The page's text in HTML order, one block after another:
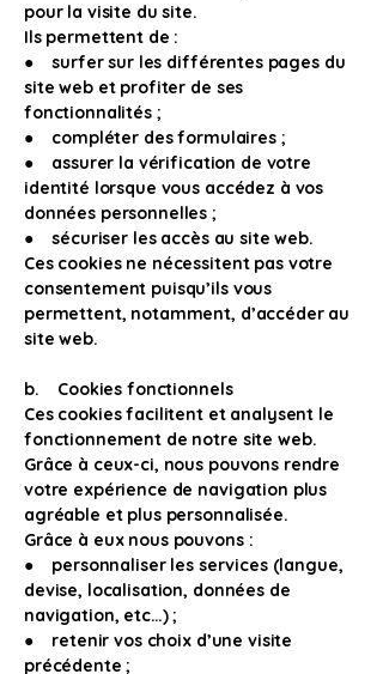
pour la visite du site.
Ils permettent de :
● surfer sur les différentes pages du
site web et profiter de ses
fonctionnalités ;
● compléter des formulaires ;
● assurer la vérification de votre
identité lorsque vous accédez à vos
données personnelles ;
● sécuriser les accès au site web.
Ces cookies ne nécessitent pas votre
consentement puisqu’ils vous
permettent, notamment, d’accéder au
site web.
b. Cookies fonctionnels
Ces cookies facilitent et analysent le
fonctionnement de notre site web.
Grâce à ceux-ci, nous pouvons rendre
votre expérience de navigation plus
agréable et plus personnalisée.
Grâce à eux nous pouvons :
● personnaliser les services (langue,
devise, localisation, données de
navigation, etc…) ;
● retenir vos choix d’une visite
précédente ;